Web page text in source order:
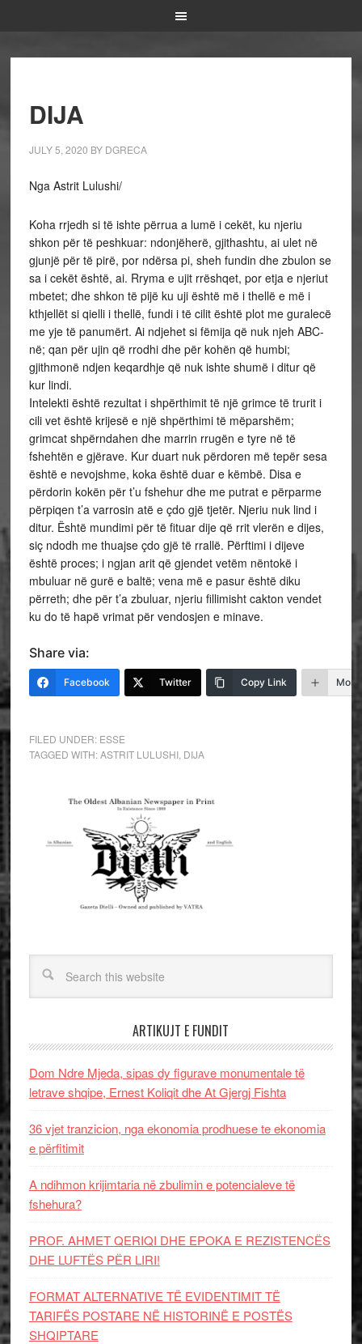
DIJA
JULY 5, 2020 BY DGRECA
Nga Astrit Lulushi/
Koha rrjedh si të ishte përrua a lumë i cekët, ku njeriu
shkon për të peshkuar: ndonjëherë, gjithashtu, ai ulet në
gjunjë për të pirë, por ndërsa pi, sheh fundin dhe zbulon se
sa i cekët është, ai. Rryma e ujit rrëshqet, por etja e njeriut
mbetet; dhe shkon të pijë ku uji është më i thellë e më i
kthjellët si qielli i thellë, fundi i të cilit është plot me guralecë
me yje të panumërt. Ai ndjehet si fëmija që nuk njeh ABC-
në; qan për ujin që rrodhi dhe për kohën që humbi;
gjithmonë ndjen keqardhje që nuk ishte shumë i ditur që
kur lindi.
Intelekti është rezultat i shpërthimit të një grimce të trurit i
cili vet është krijesë e një shpërthimi të mëparshëm;
grimcat shpërndahen dhe marrin rrugën e tyre në të
fshehtën e gjërave. Kur duart nuk përdoren më tepër sesa
është e nevojshme, koka është duar e këmbë. Disa e
përdorin kokën për t’u fshehur dhe me putrat e përparme
përpiqen t’a varrosin atë e çdo gjë tjetër. Njeriu nuk lind i
ditur. Është mundimi për të fituar dije që rrit vlerën e dijes,
siç ndodh me thuajse çdo gjë të rrallë. Përftimi i dijeve
është proces; i ngjan arit që gjendet vetëm nëntokë i
mbuluar në gurë e baltë; vena më e pasur është diku
përreth; dhe për t’a zbuluar, njeriu fillimisht cakton vendet
ku do të hapë vrimat për vendosjen e minave.
Share via:
Facebook Twitter Copy Link More
FILED UNDER: ESSE
TAGGED WITH:ASTRIT LULUSHI, DIJA
ARTIKUJT E FUNDIT
Dom Ndre Mjeda, sipas dy figurave monumentale të
letrave shqipe, Ernest Koliqit dhe At Gjergj Fishta
36 vjet tranzicion, nga ekonomia prodhuese te ekonomia
e përfitimit
A ndihmon krijimtaria në zbulimin e potencialeve të
fshehura?
PROF. AHMET QERIQI DHE EPOKA E REZISTENCЁS
DHE LUFTЁS PЁR LIRI!
FORMAT ALTERNATIVE TË EVIDENTIMIT TË
TARIFËS POSTARE NË HISTORINË E POSTËS
SHQIPTARE